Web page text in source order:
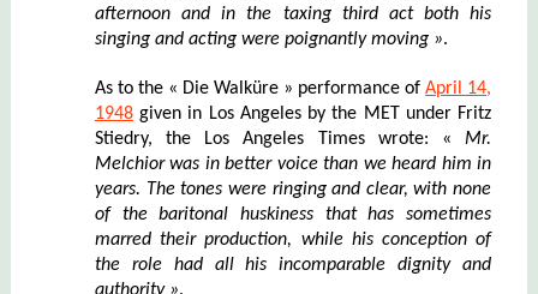
afternoon and in the taxing third act both his
singing and acting were poignantly moving ».
As to the « Die Walküre » performance ofApril 14,
1948given in Los Angeles by the MET under Fritz
Stiedry, the Los Angeles Times wrote: «Mr.
Melchior was in bettervoice than we heard him in
years. The tones were ringing and clear, with none
of the baritonal huskiness that has sometimes
marred their production, while his conception of
the role had all his incomparable dignity and